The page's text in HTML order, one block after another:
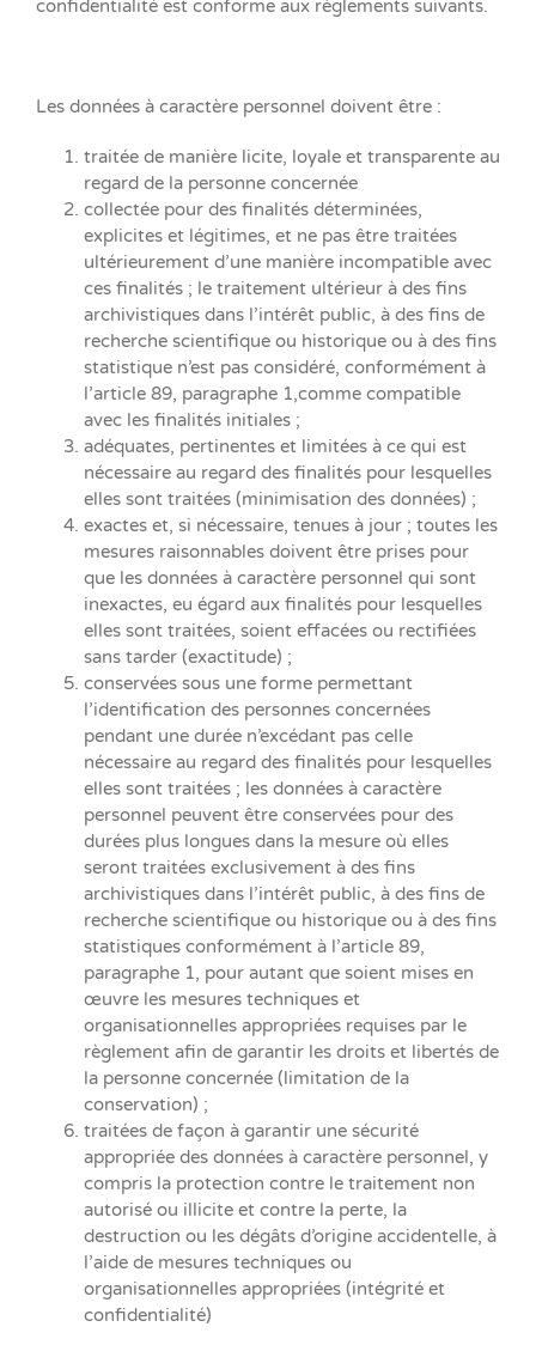
confidentialité est conforme aux règlements suivants.
Les données à caractère personnel doivent être :
traitée de manière licite, loyale et transparente au
regard de la personne concernée
collectée pour des finalités déterminées,
explicites et légitimes, et ne pas être traitées
ultérieurement d’une manière incompatible avec
ces finalités ; le traitement ultérieur à des fins
archivistiques dans l’intérêt public, à des fins de
recherche scientifique ou historique ou à des fins
statistique n’est pas considéré, conformément à
l’article 89, paragraphe 1,comme compatible
avec les finalités initiales ;
adéquates, pertinentes et limitées à ce qui est
nécessaire au regard des finalités pour lesquelles
elles sont traitées (minimisation des données) ;
exactes et, si nécessaire, tenues à jour ; toutes les
mesures raisonnables doivent être prises pour
que les données à caractère personnel qui sont
inexactes, eu égard aux finalités pour lesquelles
elles sont traitées, soient effacées ou rectifiées
sans tarder (exactitude) ;
conservées sous une forme permettant
l’identification des personnes concernées
pendant une durée n’excédant pas celle
nécessaire au regard des finalités pour lesquelles
elles sont traitées ; les données à caractère
personnel peuvent être conservées pour des
durées plus longues dans la mesure où elles
seront traitées exclusivement à des fins
archivistiques dans l’intérêt public, à des fins de
recherche scientifique ou historique ou à des fins
statistiques conformément à l’article 89,
paragraphe 1, pour autant que soient mises en
œuvre les mesures techniques et
organisationnelles appropriées requises par le
règlement afin de garantir les droits et libertés de
la personne concernée (limitation de la
conservation) ;
traitées de façon à garantir une sécurité
appropriée des données à caractère personnel, y
compris la protection contre le traitement non
autorisé ou illicite et contre la perte, la
destruction ou les dégâts d’origine accidentelle, à
l’aide de mesures techniques ou
organisationnelles appropriées (intégrité et
confidentialité)